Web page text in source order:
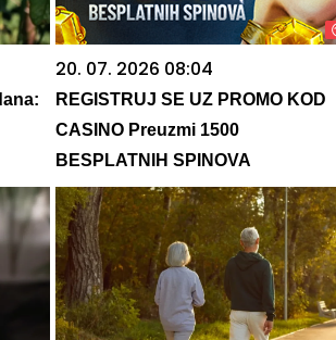
20. 07. 2026 08:04
REGISTRUJ SE UZ PROMO KOD
CASINO Preuzmi 1500
BESPLATNIH SPINOVA